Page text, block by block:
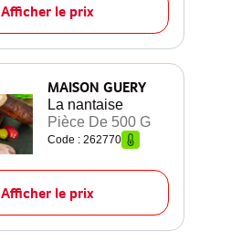
Afficher le prix
MAISON GUERY
La nantaise
Pièce De 500 G
Code : 262770
Afficher le prix